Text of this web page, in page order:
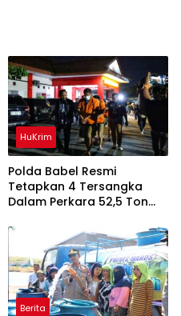
HuKrim
Polda Babel Resmi
Tetapkan 4 Tersangka
Dalam Perkara 52,5 Ton
Belitung
Berita